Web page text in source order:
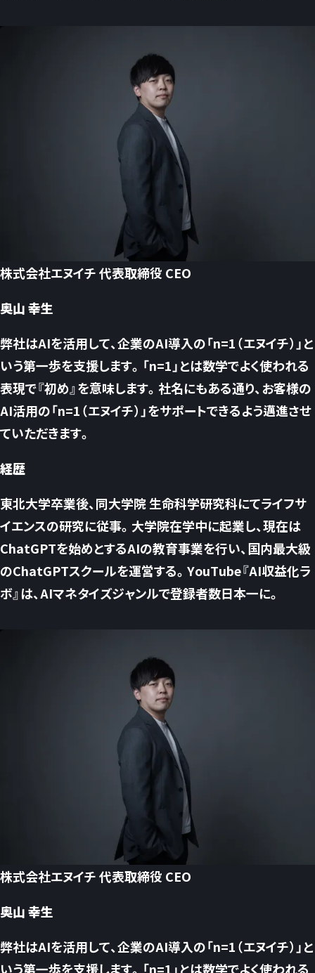
株式会社エヌイチ 代表取締役 CEO
奥山 幸生
弊社はAIを活用して、企業のAI導入の「n=1（エヌイチ）」と
いう第一歩を支援します。「n=1」とは数学でよく使われる
表現で『初め』を意味します。社名にもある通り、お客様の
AI活用の「n=1（エヌイチ）」をサポートできるよう邁進させ
ていただきます。
経歴
東北大学卒業後、同大学院 生命科学研究科にてライフサ
イエンスの研究に従事。大学院在学中に起業し、現在は
ChatGPTを始めとするAIの教育事業を行い、国内最大級
のChatGPTスクールを運営する。YouTube『AI収益化ラ
ボ』は、AIマネタイズジャンルで登録者数日本一に。
株式会社エヌイチ 代表取締役 CEO
奥山 幸生
弊社はAIを活用して、企業のAI導入の「n=1（エヌイチ）」と
いう第一歩を支援します。「n=1」とは数学でよく使われる